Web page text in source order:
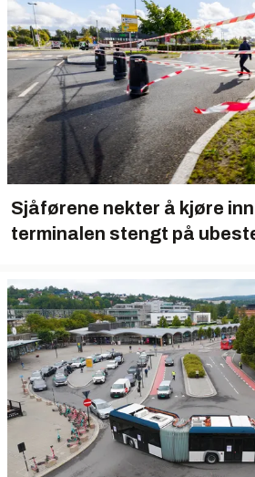
Sjåførene nekter å kjøre
terminalen stengt på